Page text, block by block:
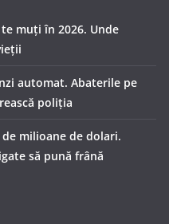
muți în 2026. Unde
automat. Abaterile pe
poliția
milioane de dolari.
să pună frână